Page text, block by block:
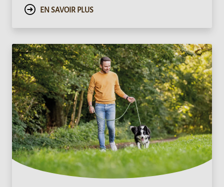
EN SAVOIR PLUS